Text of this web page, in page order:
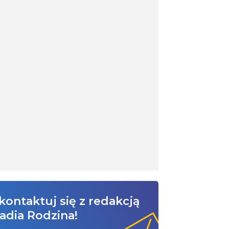
się z redakcją
Rodzina!